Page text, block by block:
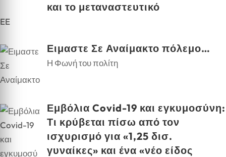
και το μεταναστευτικό
EE
Ειμαστε Σε Αναίμακτο πόλεμο…
Η Φωνή του πολίτη
Εμβόλια Covid-19 και εγκυμοσύνη:
Τι κρύβεται πίσω από τον
ισχυρισμό για «1,25 δισ.
γυναίκες» και ένα «νέο είδος